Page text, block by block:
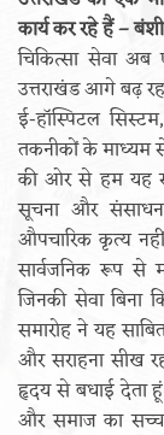
कार्य कर रहे हैं –
चिकित्सा सेवा
उत्तराखंड आगे बढ़
ई-हॉस्पिटल
तकनीकों के माध्यम
की ओर से हम यह
सूचना और
औपचारिक कृत्य
सार्वजनिक रूप से
जिनकी सेवा बिना
समारोह ने यह
और सराहना सीख
हृदय से बधाई देता
और समाज का